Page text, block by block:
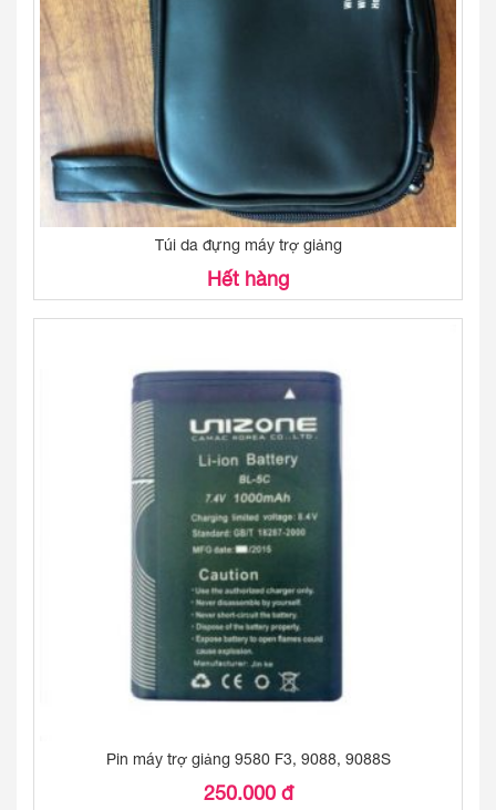
Túi da đựng máy trợ giảng
Hết hàng
Pin máy trợ giảng 9580 F3, 9088, 9088S
250.000 đ